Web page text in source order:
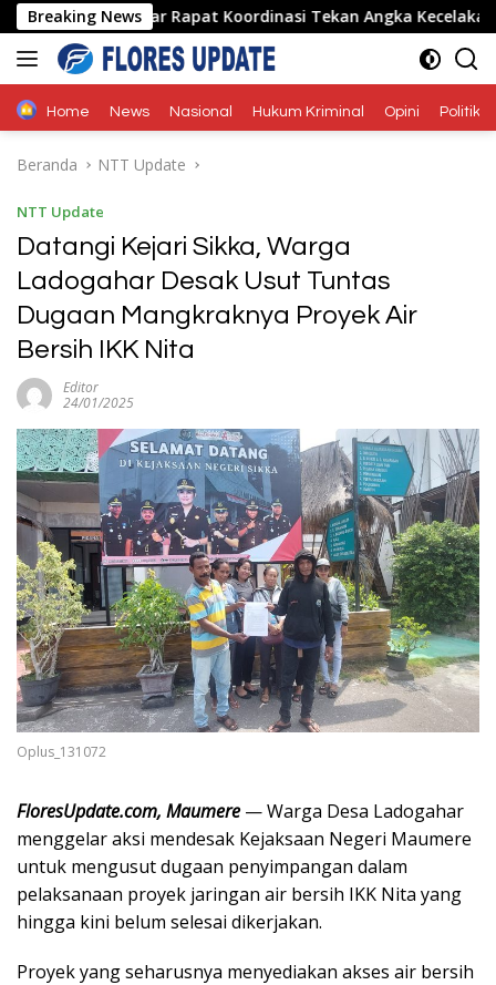
Langsung
ke
konten
Breaking News
LLAJ Gelar Rapat Koordinasi Tekan Angka Kecelakaan
Home News Nasional Hukum Kriminal Opini Politik
Beranda NTT Update
NTT Update
Datangi Kejari Sikka, Warga
Ladogahar Desak Usut Tuntas
Dugaan Mangkraknya Proyek Air
Bersih IKK Nita
Editor
24/01/2025
Oplus_131072
FloresUpdate.com, Maumere — Warga Desa Ladogahar
menggelar aksi mendesak Kejaksaan Negeri Maumere
untuk mengusut dugaan penyimpangan dalam
pelaksanaan proyek jaringan air bersih IKK Nita yang
hingga kini belum selesai dikerjakan.
Proyek yang seharusnya menyediakan akses air bersih